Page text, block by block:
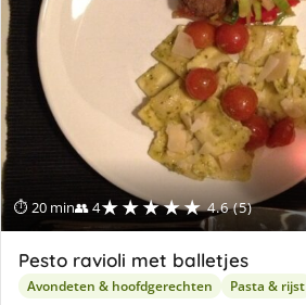
⏱ 20 min👥 4★★★★★ 4.6 (5)
Pesto ravioli met balletjes
Avondeten & hoofdgerechten Pasta & rijst